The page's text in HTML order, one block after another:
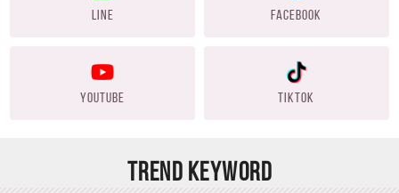
LINE FACEBOOK
YOUTUBE TIKTOK
TREND KEYWORD